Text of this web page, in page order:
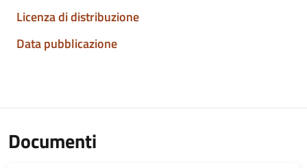
Licenza di distribuzione
Data pubblicazione
Documenti